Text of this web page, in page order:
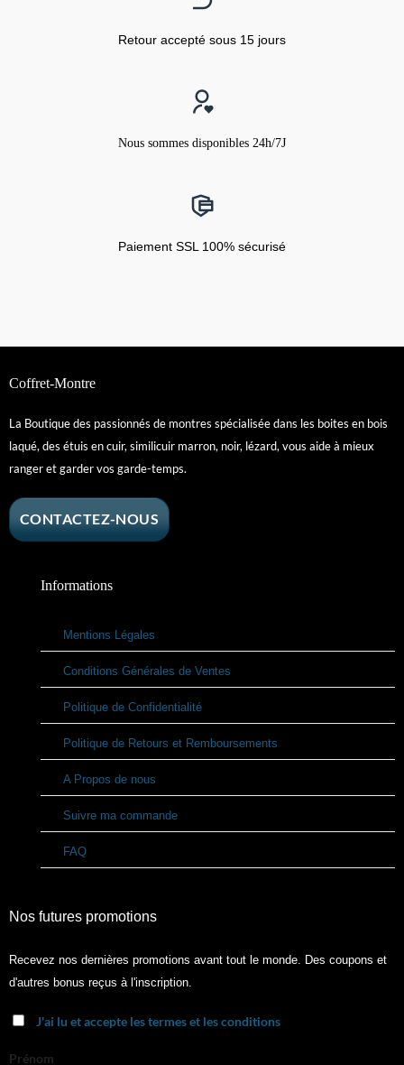
Retour accepté sous 15 jours
Nous sommes disponibles 24h/7J
Paiement SSL 100% sécurisé
Coffret-Montre
La Boutique des passionnés de montres spécialisée dans les boites en bois
laqué, des étuis en cuir, similicuir marron, noir, lézard, vous aide à mieux
ranger et garder vos garde-temps.
CONTACTEZ-NOUS
Informations
Mentions Légales
Conditions Générales de Ventes
Politique de Confidentialité
Politique de Retours et Remboursements
A Propos de nous
Suivre ma commande
FAQ
Nos futures promotions
Recevez nos dernières promotions avant tout le monde. Des coupons et
d'autres bonus reçus à l'inscription.
J'ai lu et accepte les termes et les conditions
Prénom